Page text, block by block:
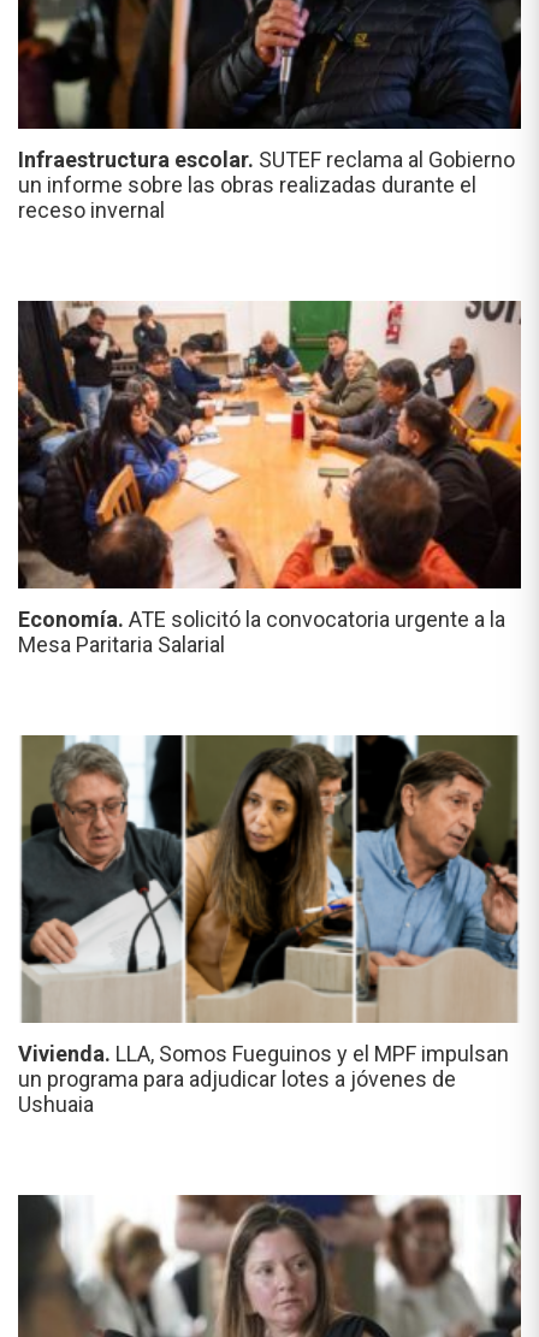
Infraestructura escolar. SUTEF reclama al Gobierno
un informe sobre las obras realizadas durante el
receso invernal
Economía. ATE solicitó la convocatoria urgente a la
Mesa Paritaria Salarial
Vivienda. LLA, Somos Fueguinos y el MPF impulsan
un programa para adjudicar lotes a jóvenes de
Ushuaia